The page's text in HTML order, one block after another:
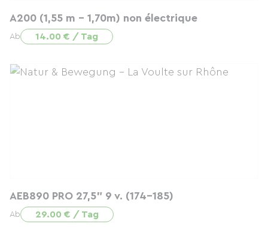
A200 (1,55 m - 1,70m) non électrique
Ab 14.00 € / Tag
AEB890 PRO 27,5" 9 v. (174-185)
Ab 29.00 € / Tag